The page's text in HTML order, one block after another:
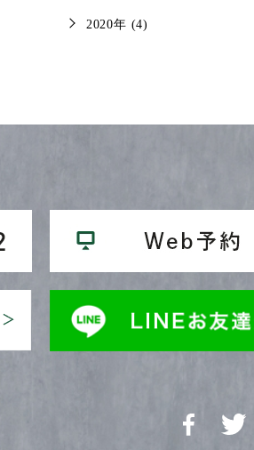
2020年 (4)